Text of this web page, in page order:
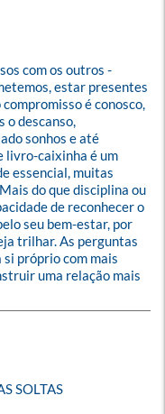
com os outros -
estar presentes
é conosco,
o descanso,
sonhos e até
livro-caixinha é um
essencial, muitas
do que disciplina ou
de reconhecer o
seu bem-estar, por
trilhar. As perguntas
próprio com mais
uma relação mais
SOLTAS